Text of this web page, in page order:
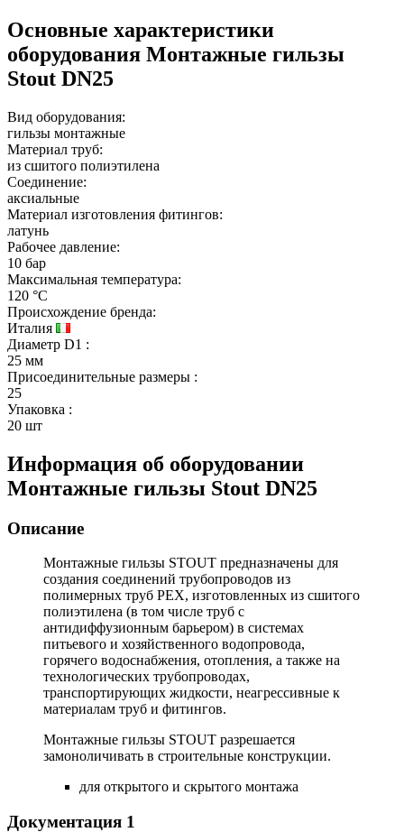
Основные характеристики
оборудования Монтажные гильзы
Stout DN25
Вид оборудования:
гильзы монтажные
Материал труб:
из сшитого полиэтилена
Соединение:
аксиальные
Материал изготовления фитингов:
латунь
Рабочее давление:
10 бар
Максимальная температура:
120 °C
Происхождение бренда:
Италия
Диаметр D1 :
25 мм
Присоединительные размеры :
25
Упаковка :
20 шт
Информация об оборудовании
Монтажные гильзы Stout DN25
Описание
Монтажные гильзы STOUT предназначены для
создания соединений трубопроводов из
полимерных труб PEX, изготовленных из сшитого
полиэтилена (в том числе труб с
антидиффузионным барьером) в системах
питьевого и хозяйственного водопровода,
горячего водоснабжения, отопления, а также на
технологических трубопроводах,
транспортирующих жидкости, неагрессивные к
материалам труб и фитингов.
Монтажные гильзы STOUT разрешается
замоноличивать в строительные конструкции.
для открытого и скрытого монтажа
Документация 1